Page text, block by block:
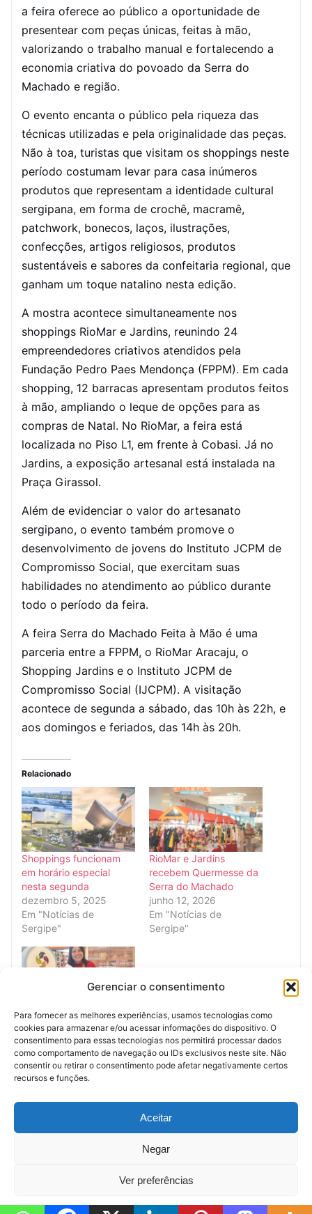
Gerenciar o consentimento
Para fornecer as melhores experiências, usamos tecnologias como
cookies para armazenar e/ou acessar informações do dispositivo. O
consentimento para essas tecnologias nos permitirá processar dados
como comportamento de navegação ou IDs exclusivos neste site. Não
consentir ou retirar o consentimento pode afetar negativamente certos
recursos e funções.
Aceitar
Negar
Ver preferências
a feira oferece ao público a oportunidade de
presentear com peças únicas, feitas à mão,
valorizando o trabalho manual e fortalecendo a
economia criativa do povoado da Serra do
Machado e região.
O evento encanta o público pela riqueza das
técnicas utilizadas e pela originalidade das peças.
Não à toa, turistas que visitam os shoppings neste
período costumam levar para casa inúmeros
produtos que representam a identidade cultural
sergipana, em forma de crochê, macramê,
patchwork, bonecos, laços, ilustrações,
confecções, artigos religiosos, produtos
sustentáveis e sabores da confeitaria regional, que
ganham um toque natalino nesta edição.
A mostra acontece simultaneamente nos
shoppings RioMar e Jardins, reunindo 24
empreendedores criativos atendidos pela
Fundação Pedro Paes Mendonça (FPPM). Em cada
shopping, 12 barracas apresentam produtos feitos
à mão, ampliando o leque de opções para as
compras de Natal. No RioMar, a feira está
localizada no Piso L1, em frente à Cobasi. Já no
Jardins, a exposição artesanal está instalada na
Praça Girassol.
Além de evidenciar o valor do artesanato
sergipano, o evento também promove o
desenvolvimento de jovens do Instituto JCPM de
Compromisso Social, que exercitam suas
habilidades no atendimento ao público durante
todo o período da feira.
A feira Serra do Machado Feita à Mão é uma
parceria entre a FPPM, o RioMar Aracaju, o
Shopping Jardins e o Instituto JCPM de
Compromisso Social (IJCPM). A visitação
acontece de segunda a sábado, das 10h às 22h, e
aos domingos e feriados, das 14h às 20h.
Relacionado
Shoppings funcionam
em horário especial
nesta segunda
dezembro 5, 2025
Em "Notícias de
Sergipe"
RioMar e Jardins
recebem Quermesse da
Serra do Machado
junho 12, 2026
Em "Notícias de
Sergipe"
Quiosque Social recebe
artesanato feito na Serra
do Machado
março 26, 2026
Em "Ação Social"